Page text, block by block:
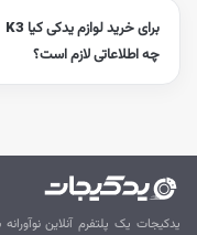
برای خرید لوازم یدکی کیا K3
لازم است؟
آنلاین نوآورانه برای خرید و